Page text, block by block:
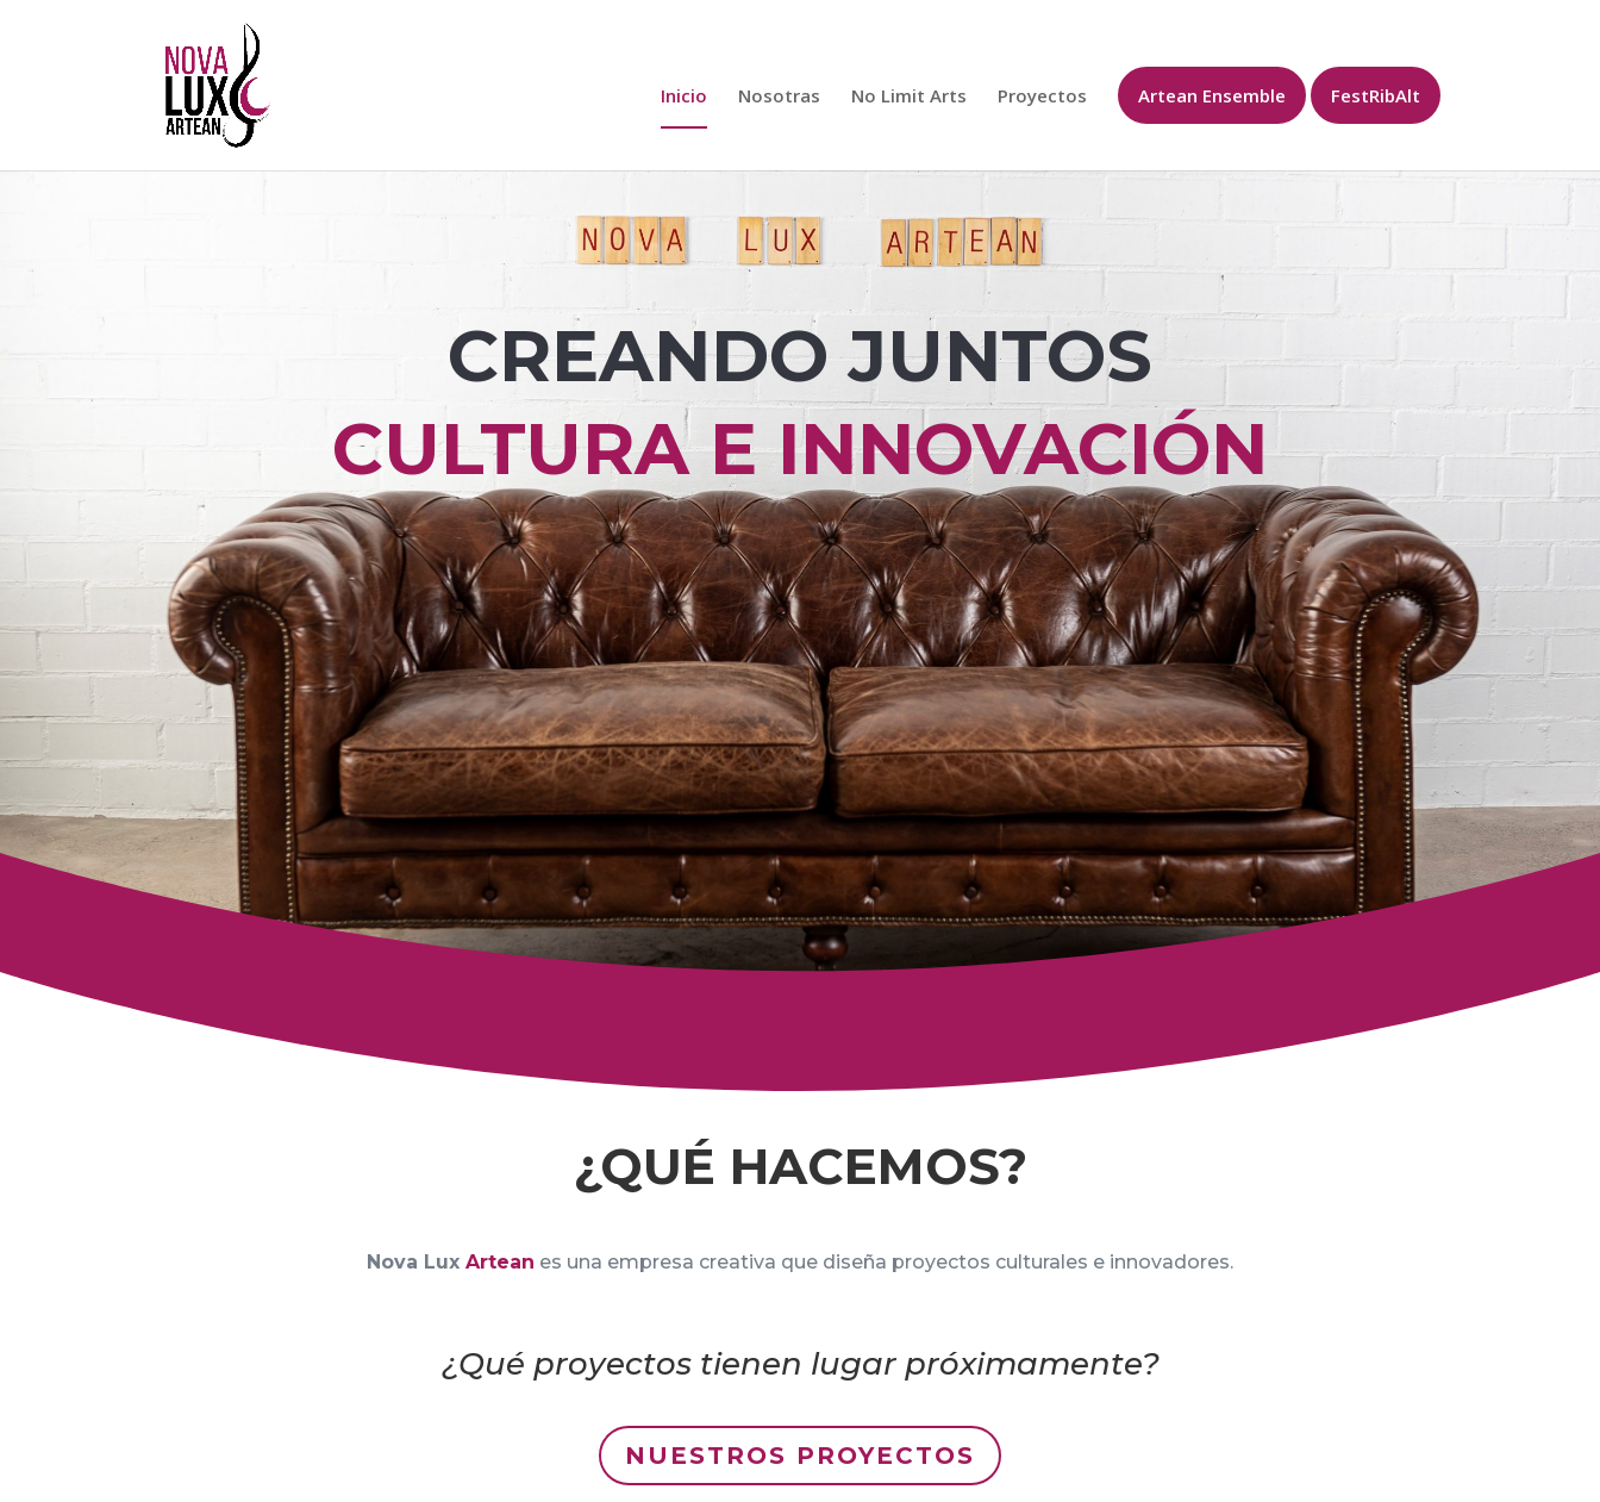
Inicio Nosotras No Limit Arts Proyectos Artean Ensemble FestRibAlt
CREANDO JUNTOS
CULTURA E INNOVACIÓN
¿QUÉ HACEMOS?
Nova Lux Artean es una empresa creativa que diseña proyectos culturales e innovadores.
¿Qué proyectos tienen lugar próximamente?
NUESTROS PROYECTOS